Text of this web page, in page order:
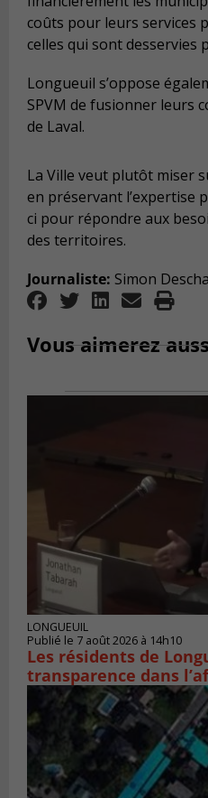
coûts pour leurs services
celles qui sont desservies
Longueuil s’oppose
SPVM de fusionner leurs
de Laval.
La Ville veut plutôt miser
en préservant l’expertise
ci pour répondre aux
des territoires.
Journaliste: Simon
Vous aimerez
LONGUEUIL
Publié le 7 août 2026 à 14h10
Les résidents de
transparence dans